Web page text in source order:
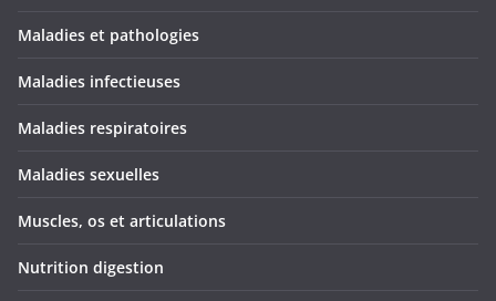
Maladies et pathologies
Maladies infectieuses
Maladies respiratoires
Maladies sexuelles
Muscles, os et articulations
Nutrition digestion